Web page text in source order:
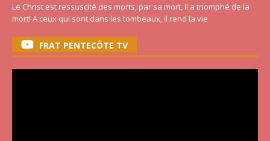
Le Christ est ressuscité des morts, par sa mort, il a triomphé de la
mort! A ceux qui sont dans les tombeaux, il rend la vie
FRAT PENTECÔTE TV